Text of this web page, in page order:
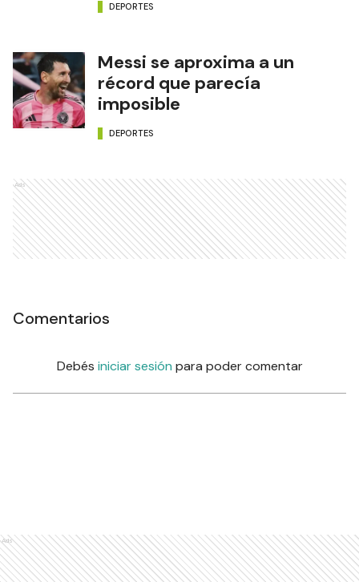
DEPORTES
Messi se aproxima a un
récord que parecía
imposible
DEPORTES
Ads
Comentarios
Debés iniciar sesión para poder comentar
Ads